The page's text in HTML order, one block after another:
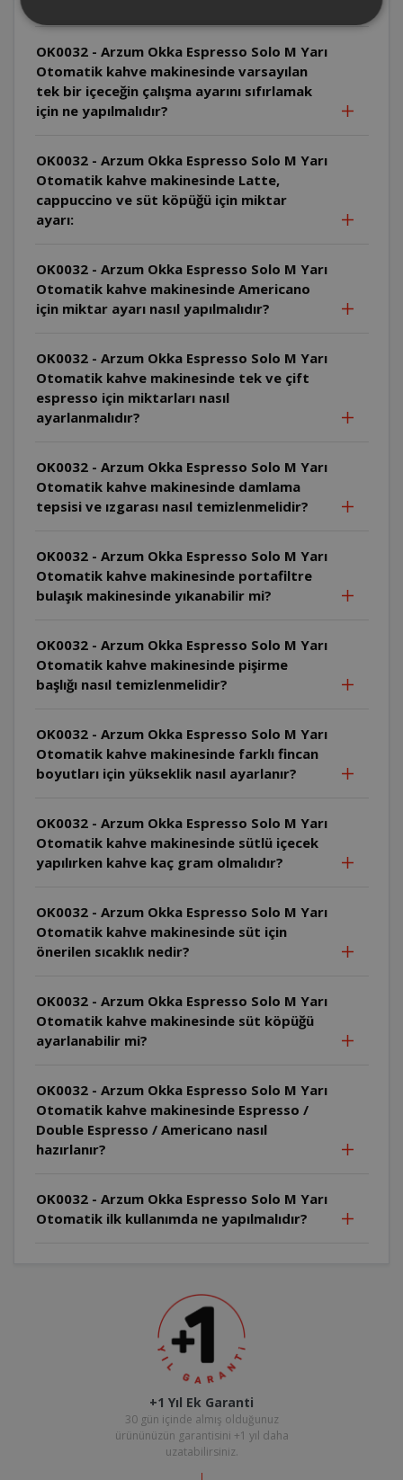
OK0032 - Arzum Okka Espresso Solo M Yarı
Otomatik kahve makinesinde varsayılan
tek bir içeceğin çalışma ayarını sıfırlamak
için ne yapılmalıdır?
OK0032 - Arzum Okka Espresso Solo M Yarı
Otomatik kahve makinesinde Latte,
cappuccino ve süt köpüğü için miktar
ayarı:
OK0032 - Arzum Okka Espresso Solo M Yarı
Otomatik kahve makinesinde Americano
için miktar ayarı nasıl yapılmalıdır?
OK0032 - Arzum Okka Espresso Solo M Yarı
Otomatik kahve makinesinde tek ve çift
espresso için miktarları nasıl
ayarlanmalıdır?
OK0032 - Arzum Okka Espresso Solo M Yarı
Otomatik kahve makinesinde damlama
tepsisi ve ızgarası nasıl temizlenmelidir?
OK0032 - Arzum Okka Espresso Solo M Yarı
Otomatik kahve makinesinde portafiltre
bulaşık makinesinde yıkanabilir mi?
OK0032 - Arzum Okka Espresso Solo M Yarı
Otomatik kahve makinesinde pişirme
başlığı nasıl temizlenmelidir?
OK0032 - Arzum Okka Espresso Solo M Yarı
Otomatik kahve makinesinde farklı fincan
boyutları için yükseklik nasıl ayarlanır?
OK0032 - Arzum Okka Espresso Solo M Yarı
Otomatik kahve makinesinde sütlü içecek
yapılırken kahve kaç gram olmalıdır?
OK0032 - Arzum Okka Espresso Solo M Yarı
Otomatik kahve makinesinde süt için
önerilen sıcaklık nedir?
OK0032 - Arzum Okka Espresso Solo M Yarı
Otomatik kahve makinesinde süt köpüğü
ayarlanabilir mi?
OK0032 - Arzum Okka Espresso Solo M Yarı
Otomatik kahve makinesinde Espresso /
Double Espresso / Americano nasıl
hazırlanır?
OK0032 - Arzum Okka Espresso Solo M Yarı
Otomatik ilk kullanımda ne yapılmalıdır?
+1 Yıl Ek Garanti
30 gün içinde almış olduğunuz
ürününüzün garantisini +1 yıl daha
uzatabilirsiniz.